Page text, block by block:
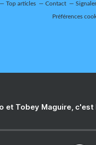
Top articles Contact
Préférences
et Tobey Maguire,